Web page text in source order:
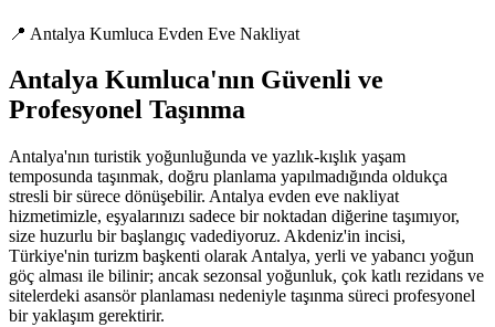
📍 Antalya Kumluca Evden Eve Nakliyat
Antalya Kumluca'nın Güvenli ve
Profesyonel Taşınma
Antalya'nın turistik yoğunluğunda ve yazlık-kışlık yaşam
temposunda taşınmak, doğru planlama yapılmadığında oldukça
stresli bir sürece dönüşebilir. Antalya evden eve nakliyat
hizmetimizle, eşyalarınızı sadece bir noktadan diğerine taşımıyor,
size huzurlu bir başlangıç vadediyoruz. Akdeniz'in incisi,
Türkiye'nin turizm başkenti olarak Antalya, yerli ve yabancı yoğun
göç alması ile bilinir; ancak sezonsal yoğunluk, çok katlı rezidans ve
sitelerdeki asansör planlaması nedeniyle taşınma süreci profesyonel
bir yaklaşım gerektirir.